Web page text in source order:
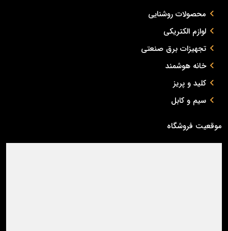
محصولات روشنایی
لوازم الکتریکی
تجهیزات برق صنعتی
خانه هوشمند
کلید و پریز
سیم و کابل
موقعیت فروشگاه